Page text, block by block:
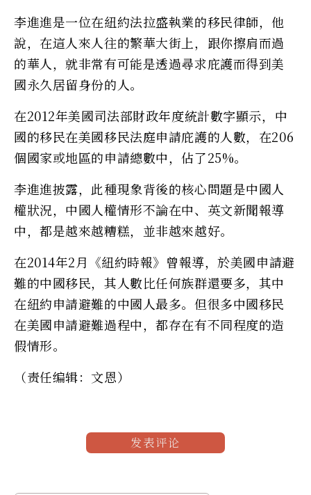
李進進是一位在紐約法拉盛執業的移民律師，他
說，在這人來人往的繁華大街上，跟你擦肩而過
的華人，就非常有可能是透過尋求庇護而得到美
國永久居留身份的人。
在2012年美國司法部財政年度統計數字顯示，中
國的移民在美國移民法庭申請庇護的人數，在206
個國家或地區的申請總數中，佔了25%。
李進進披露，此種現象背後的核心問題是中國人
權狀況，中國人權情形不論在中、英文新聞報導
中，都是越來越糟糕，並非越來越好。
在2014年2月《紐約時報》曾報導，於美國申請避
難的中國移民，其人數比任何族群還要多，其中
在紐約申請避難的中國人最多。但很多中國移民
在美國申請避難過程中，都存在有不同程度的造
假情形。
（责任编辑：文恩）
发表评论